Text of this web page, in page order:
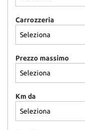
CONTATTI
Carrozzeria
Prezzo massimo
Km da
tecnologie
tracciamento
che
adottiamo
per
offrire
funzionalità
e